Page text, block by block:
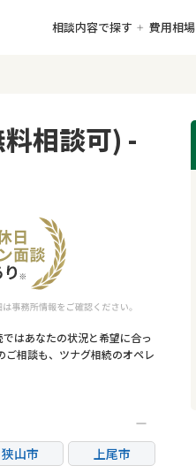
相談内容で探す 費用相場
相談可) -
はあなたの状況と希望に合っ
ご相談も、ツナグ相続のオペレ
狭山市
上尾市